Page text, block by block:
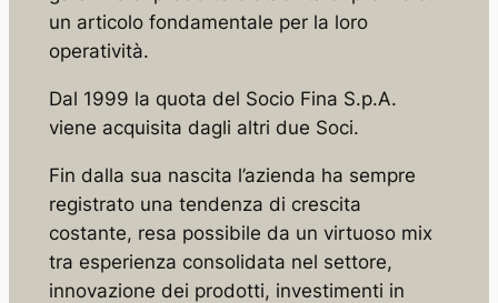
un articolo fondamentale per la loro
operatività.
Dal 1999 la quota del Socio Fina S.p.A.
viene acquisita dagli altri due Soci.
Fin dalla sua nascita l’azienda ha sempre
registrato una tendenza di crescita
costante, resa possibile da un virtuoso mix
tra esperienza consolidata nel settore,
innovazione dei prodotti, investimenti in